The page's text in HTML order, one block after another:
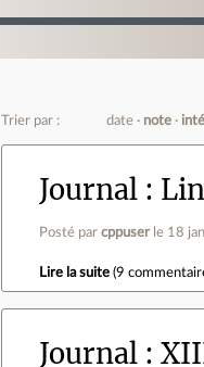
Trier par : date note
Journal
Posté parcppuser le 18
Lire la suite (9
Journal